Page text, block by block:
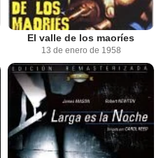
El valle de los maoríes
13 de enero de 1958